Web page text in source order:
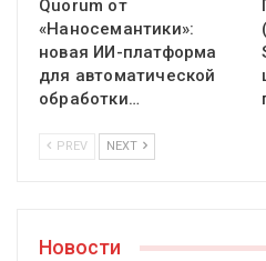
Quorum от
«Наносемантики»:
новая ИИ-платформа
для автоматической
обработки…
PREV NEXT
Новости